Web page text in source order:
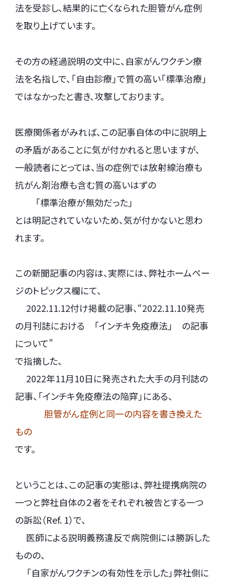
法を受診し、結果的に亡くなられた胆管がん症例
を取り上げています。
その方の経過説明の文中に、自家がんワクチン療
法を名指しで、「自由診療」で質の高い「標準治療」
ではなかったと書き、攻撃しております。
医療関係者がみれば、この記事自体の中に説明上
の矛盾があることに気が付かれると思いますが、
一般読者にとっては、当の症例では放射線治療も
抗がん剤治療も含む質の高いはずの
「標準治療が無効だった」
とは明記されていないため、気が付かないと思わ
れます。
この新聞記事の内容は、実際には、弊社ホームペー
ジのトピックス欄にて、
2022.11.12付け掲載の記事、“2022.11.10発売
の月刊誌における 「インチキ免疫療法」 の記事
について”
で指摘した、
2022年11月10日に発売された大手の月刊誌の
記事、「インチキ免疫療法の陥穽」にある、
胆管がん症例と同一の内容を書き換えた
もの
です。
ということは、この記事の実態は、弊社提携病院の
一つと弊社自体の２者をそれぞれ被告とする一つ
の訴訟（Ref. 1）で、
医師による説明義務違反で病院側には勝訴した
ものの、
「自家がんワクチンの有効性を示した」弊社側に